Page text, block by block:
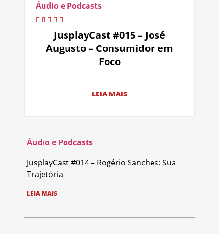
Áudio e Podcasts
JusplayCast #015 – José
Augusto – Consumidor em
Foco
LEIA MAIS
Áudio e Podcasts
JusplayCast #014 – Rogério Sanches: Sua
Trajetória
LEIA MAIS